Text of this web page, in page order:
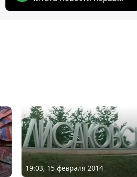
19:03, 15 февраля 2014